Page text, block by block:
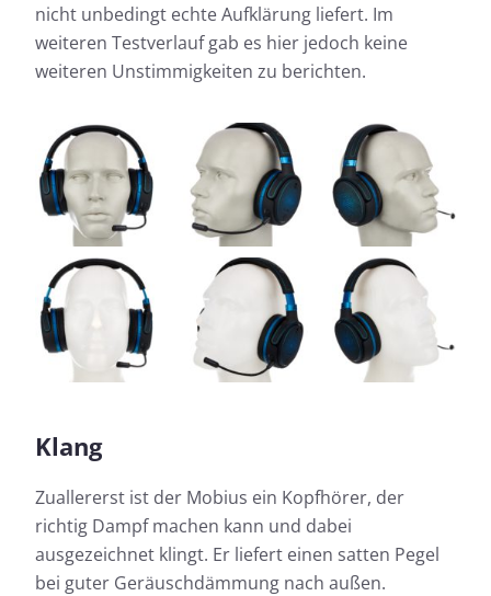
nicht unbedingt echte Aufklärung liefert. Im
weiteren Testverlauf gab es hier jedoch keine
weiteren Unstimmigkeiten zu berichten.
Klang
Zuallererst ist der Mobius ein Kopfhörer, der
richtig Dampf machen kann und dabei
ausgezeichnet klingt. Er liefert einen satten Pegel
bei guter Geräuschdämmung nach außen.